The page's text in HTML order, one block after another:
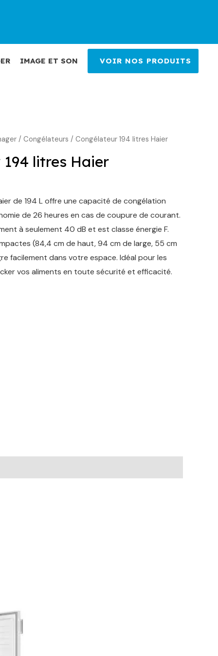
IMAGE ET SON VOIR NOS PRODUITS
/ Congélateurs / Congélateur 194 litres Haier
litres Haier
€.
de 194 L offre une capacité de congélation
de 26 heures en cas de coupure de courant.
à seulement 40 dB et est classe énergie F.
(84,4 cm de haut, 94 cm de large, 55 cm
facilement dans votre espace. Idéal pour les
vos aliments en toute sécurité et efficacité.